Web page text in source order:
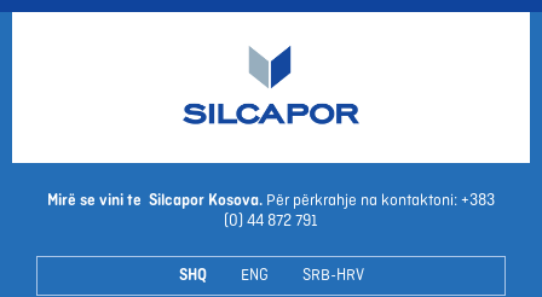
Mirë se vini te Silcapor Kosova. Për përkrahje na kontaktoni: +383
(0) 44 872 791
SHQ ENG SRB-HRV